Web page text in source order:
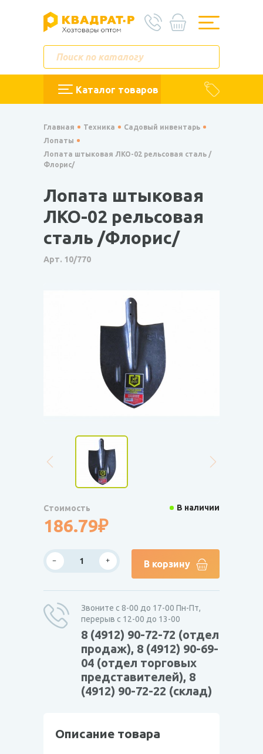
Каталог товаров
Главная Техника
Садовый инвентарь
Лопаты
Лопата штыковая ЛКО-02 рельсовая сталь /
Флорис/
Лопата штыковая
ЛКО-02 рельсовая
сталь /Флорис/
Арт. 10/770
В наличии
Стоимость
186.79₽
В корзину
Звоните с 8-00 до 17-00 Пн-Пт,
перерыв с 12-00 до 13-00
8 (4912) 90-72-72 (отдел
продаж), 8 (4912) 90-69-
04 (отдел торговых
представителей), 8
(4912) 90-72-22 (склад)
Описание товара